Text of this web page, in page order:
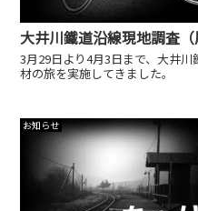
大井川鐵道沿線現地調査
3月29日より4月3日まで、大井
材の旅を実施してきました。
お知らせ